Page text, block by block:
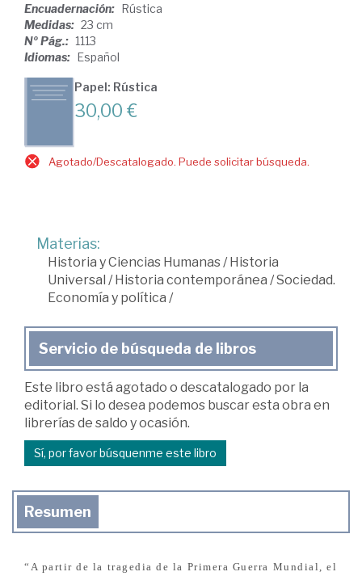
Encuadernación: Rústica
Medidas: 23 cm
Nº Pág.: 1113
Idiomas: Español
Papel: Rústica
30,00 €
Agotado/Descatalogado. Puede solicitar búsqueda.
Materias:
Historia y Ciencias Humanas/Historia
Universal /Historia contemporánea /Sociedad.
Economía y política /
Servicio de búsqueda de libros
Este libro está agotado o descatalogado por la
editorial. Si lo desea podemos buscar esta obra en
librerías de saldo y ocasión.
Sí, por favor búsquenme este libro
Resumen
“A partir de la tragedia de la Primera Guerra Mundial, el